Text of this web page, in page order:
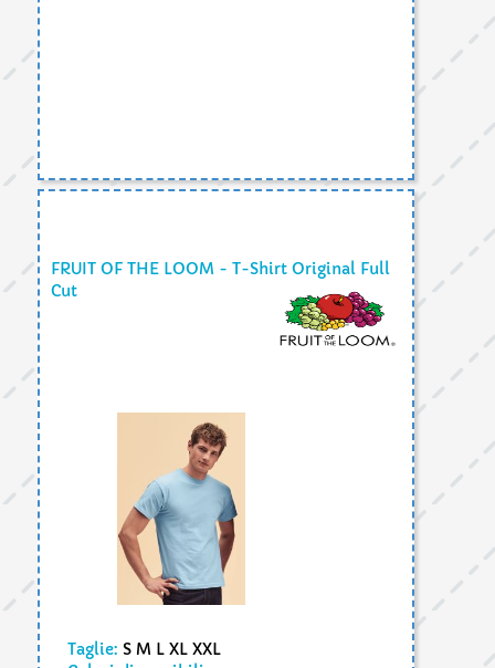
FRUIT OF THE LOOM - T-Shirt Original Full
Cut
Taglie: S M L XL XXL